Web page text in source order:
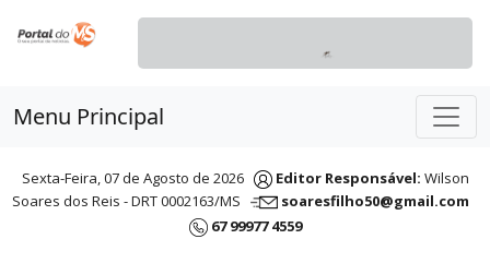
Menu Principal
Sexta-Feira, 07 de Agosto de 2026 Editor Responsável: Wilson
Soares dos Reis - DRT 0002163/MS
soaresfilho50@gmail.com
67 99977 4559